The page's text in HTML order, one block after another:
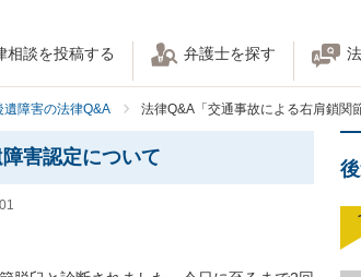
相談を投稿する 弁護士を探す
遺障害の法律Q&A 法律Q&A「交通事故による右肩鎖関
害認定について